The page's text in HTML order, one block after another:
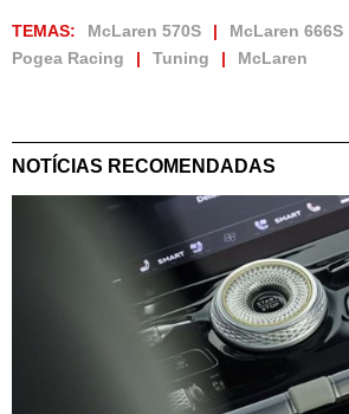
TEMAS: McLaren 570S McLaren 666S
Pogea Racing
Tuning McLaren
NOTÍCIAS RECOMENDADAS